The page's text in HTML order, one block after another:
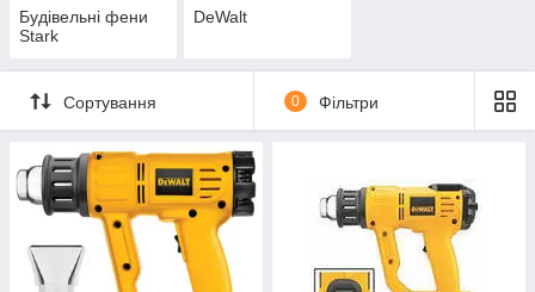
Будівельні фени
Stark
DeWalt
Сортування 0 Фільтри